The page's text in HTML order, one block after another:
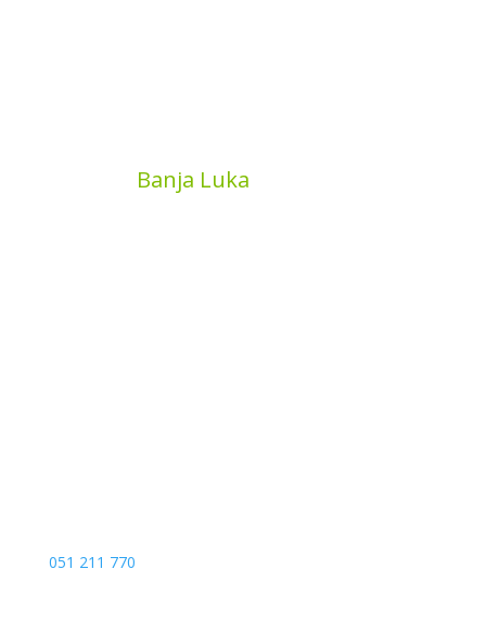
Banja Luka
051 211 770